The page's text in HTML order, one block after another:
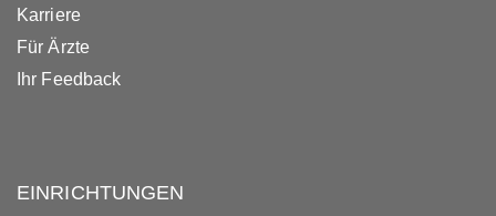
Karriere
Für Ärzte
Ihr Feedback
EINRICHTUNGEN